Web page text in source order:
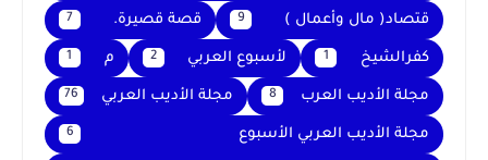
قتصاد( مال وأعمال ) 9 قصة قصيرة. 7
كفرالشيخ 1 لأسبوع العربي 2 م 1
مجلة الأديب العرب 8 مجلة الأديب العربي 76
مجلة الأديب العربي الأسبوع 6